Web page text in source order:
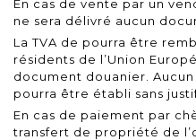
En cas de vente par un
ne sera délivré aucun
La TVA de pourra être
résidents de l’Union
document douanier.
pourra être établi sans
En cas de paiement par
transfert de propriété de